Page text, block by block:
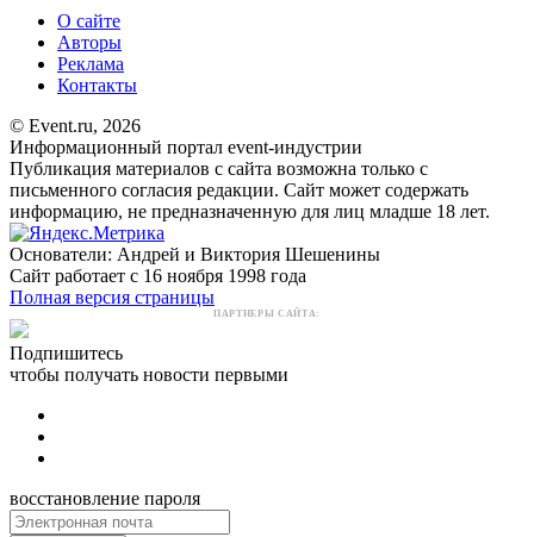
О сайте
Авторы
Реклама
Контакты
© Event.ru, 2026
Информационный портал event-индустрии
Публикация материалов с сайта возможна только с
письменного согласия редакции. Сайт может содержать
информацию, не предназначенную для лиц младше 18 лет.
Основатели: Андрей и Виктория Шешенины
Сайт работает с 16 ноября 1998 года
Полная версия страницы
ПАРТНЕРЫ САЙТА:
Подпишитесь
чтобы получать новости первыми
восстановление пароля